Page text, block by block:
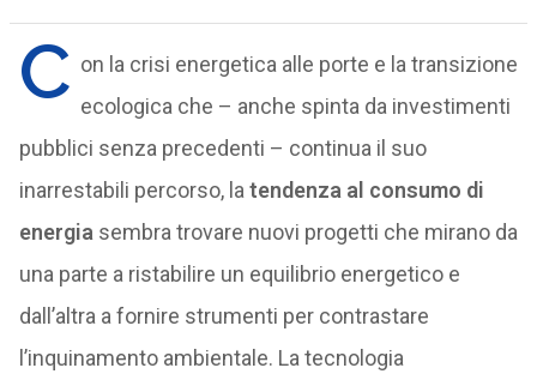
C on la crisi energetica alle porte e la transizione
ecologica che – anche spinta da investimenti
pubblici senza precedenti – continua il suo
inarrestabili percorso, la tendenza al consumo di
energia sembra trovare nuovi progetti che mirano da
una parte a ristabilire un equilibrio energetico e
dall’altra a fornire strumenti per contrastare
l’inquinamento ambientale. La tecnologia